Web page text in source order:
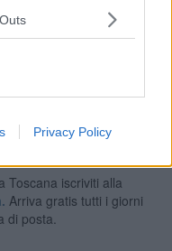
Privacy Policy
prega chi dovesse
Toscana iscriviti alla
Arriva gratis tutti i giorni
di posta.